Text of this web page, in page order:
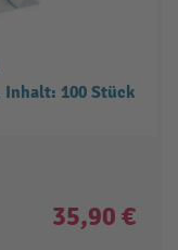
100 Stück
35,90 €